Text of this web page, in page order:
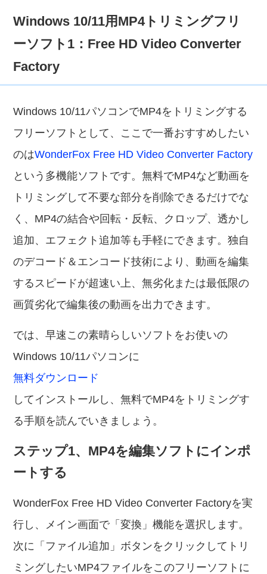
Windows 10/11用MP4トリミングフリ
ーソフト1：Free HD Video Converter
Factory
Windows 10/11パソコンでMP4をトリミングする
フリーソフトとして、ここで一番おすすめしたい
のはWonderFox Free HD Video Converter Factory
という多機能ソフトです。無料でMP4など動画を
トリミングして不要な部分を削除できるだけでな
く、MP4の結合や回転・反転、クロップ、透かし
追加、エフェクト追加等も手軽にできます。独自
のデコード＆エンコード技術により、動画を編集
するスピードが超速い上、無劣化または最低限の
画質劣化で編集後の動画を出力できます。
では、早速この素晴らしいソフトをお使いの
Windows 10/11パソコンに
無料ダウンロード
してインストールし、無料でMP4をトリミングす
る手順を読んでいきましょう。
ステップ1、MP4を編集ソフトにインポ
ートする
WonderFox Free HD Video Converter Factoryを実
行し、メイン画面で「変換」機能を選択します。
次に「ファイル追加」ボタンをクリックしてトリ
ミングしたいMP4ファイルをこのフリーソフトに